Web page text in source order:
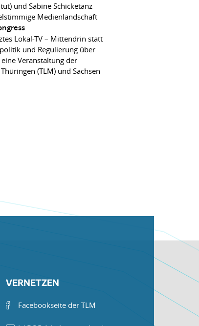
und Sabine Schicketanz
Medienlandschaft
Lokal-TV – Mittendrin statt
und Regulierung über
Veranstaltung der
(TLM) und Sachsen
VERNETZEN
Facebookseite der TLM